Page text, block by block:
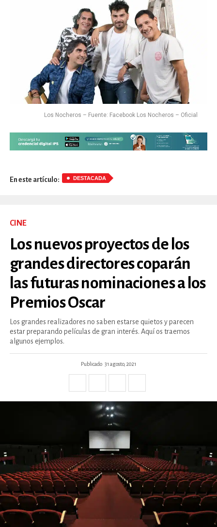
Los Nocheros – Fuente: Facebook Los Nocheros – Oficial
En este artículo: DESTACADA
CINE
Los nuevos proyectos de los
grandes directores coparán
las futuras nominaciones a los
Premios Oscar
Los grandes realizadores no saben estarse quietos y parecen
estar preparando películas de gran interés. Aquí os traemos
algunos ejemplos.
Publicado 31 agosto, 2021